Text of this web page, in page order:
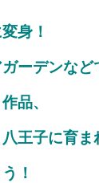
変身！
ーデンなど
品、
王子に育ま
！